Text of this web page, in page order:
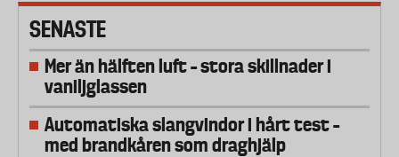
SENASTE
Mer än hälften luft – stora skillnader i
vaniljglassen
Automatiska slangvindor i hårt test –
med brandkåren som draghjälp